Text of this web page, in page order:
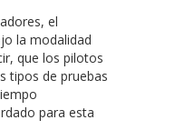
el
la modalidad
que los pilotos
tipos de pruebas
para esta